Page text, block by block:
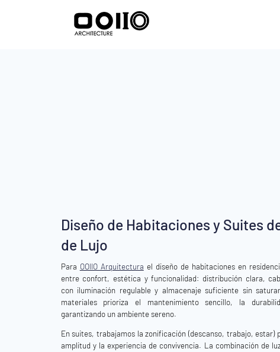
Diseño de Habitaciones y Suites
de Lujo
Para OOIIO Arquitectura el diseño de habitaciones en
entre confort, estética y funcionalidad: distribución clara,
con iluminación regulable y almacenaje suficiente sin
materiales prioriza el mantenimiento sencillo, la
garantizando un ambiente sereno.
En suites, trabajamos la zonificación (descanso, trabajo, estar)
amplitud y la experiencia de convivencia. La combinación de